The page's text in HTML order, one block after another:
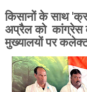
किसानों के साथ
अप्रैल को कांग्रेस
मुख्यालयों पर